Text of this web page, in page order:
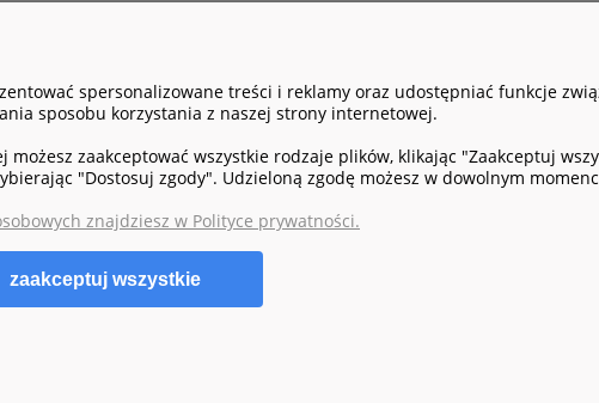
I DOSTAWA
dostawy
zamówienia
INFORMACJE
Polityka prywatności
O NAS
Kontakt i
spersonalizowane treści i reklamy oraz udostępniać funkcje
sposobu korzystania z naszej strony internetowej.
zaakceptować wszystkie rodzaje plików, klikając "Zaakceptuj
"Dostosuj zgody". Udzieloną zgodę możesz w dowolnym
znajdziesz w Polityce prywatności.
zaakceptuj wszystkie